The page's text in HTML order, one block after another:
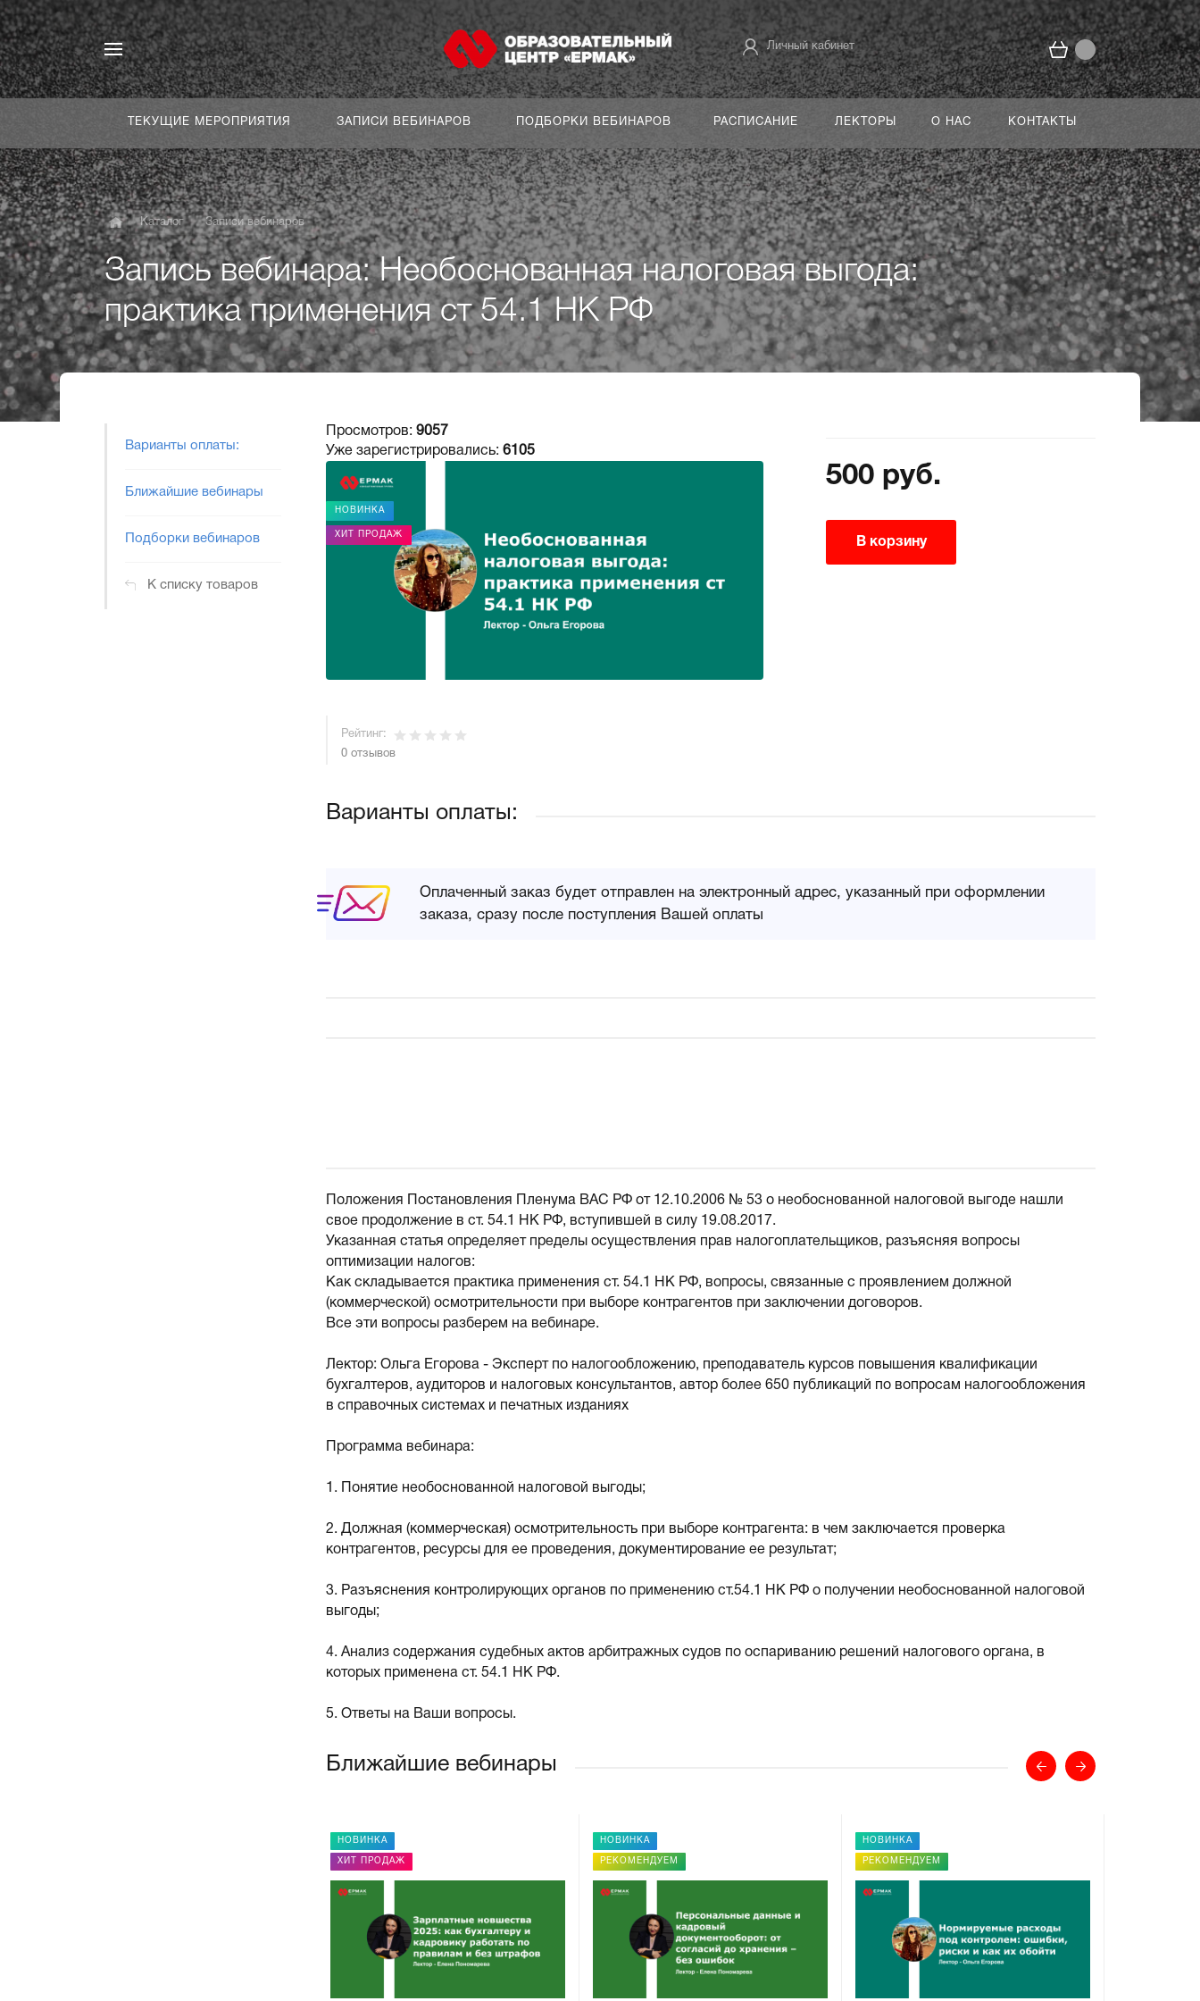
Личный кабинет
ТЕКУЩИЕ МЕРОПРИЯТИЯ ЗАПИСИ ВЕБИНАРОВ ПОДБОРКИ ВЕБИНАРОВ РАСПИСАНИЕ ЛЕКТОРЫ О НАС КОНТАКТЫ
Каталог Записи вебинаров
Запись вебинара: Необоснованная налоговая выгода:
практика применения ст 54.1 НК РФ
Варианты оплаты:
Ближайшие вебинары
Подборки вебинаров
К списку товаров
Просмотров: 9057
Уже зарегистрировались: 6105
НОВИНКА
ХИТ ПРОДАЖ
Рейтинг:
0 отзывов
500 руб.
В корзину
Варианты оплаты:
Оплаченный заказ будет отправлен на электронный адрес, указанный при оформлении
заказа, сразу после поступления Вашей оплаты
Положения Постановления Пленума ВАС РФ от 12.10.2006 № 53 о необоснованной налоговой выгоде нашли
свое продолжение в ст. 54.1 НК РФ, вступившей в силу 19.08.2017.
Указанная статья определяет пределы осуществления прав налогоплательщиков, разъясняя вопросы
оптимизации налогов:
Как складывается практика применения ст. 54.1 НК РФ, вопросы, связанные с проявлением должной
(коммерческой) осмотрительности при выборе контрагентов при заключении договоров.
Все эти вопросы разберем на вебинаре.
Лектор: Ольга Егорова - Эксперт по налогообложению, преподаватель курсов повышения квалификации
бухгалтеров, аудиторов и налоговых консультантов, автор более 650 публикаций по вопросам налогообложения
в справочных системах и печатных изданиях
Программа вебинара:
1. Понятие необоснованной налоговой выгоды;
2. Должная (коммерческая) осмотрительность при выборе контрагента: в чем заключается проверка
контрагентов, ресурсы для ее проведения, документирование ее результат;
3. Разъяснения контролирующих органов по применению ст.54.1 НК РФ о получении необоснованной налоговой
выгоды;
4. Анализ содержания судебных актов арбитражных судов по оспариванию решений налогового органа, в
которых применена ст. 54.1 НК РФ.
5. Ответы на Ваши вопросы.
Ближайшие вебинары
НОВИНКА
ХИТ ПРОДАЖ
НОВИНКА
РЕКОМЕНДУЕМ
НОВИНКА
РЕКОМЕНДУЕМ